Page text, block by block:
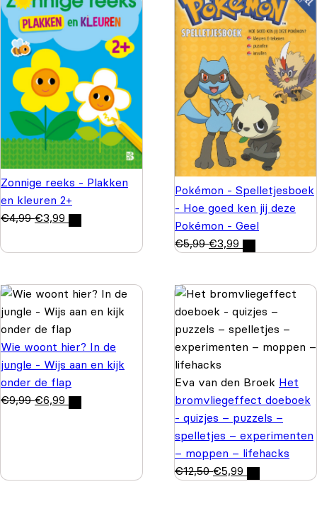
Zonnige reeks - Plakken
en kleuren 2+
€4,99 €3,99
Pokémon - Spelletjesboek
- Hoe goed ken jij deze
Pokémon - Geel
€5,99 €3,99
Wie woont hier? In de
jungle - Wijs aan en kijk
onder de flap
€9,99 €6,99
Eva van den Broek Het
bromvliegeffect doeboek
- quizjes – puzzels –
spelletjes – experimenten
– moppen – lifehacks
€12,50 €5,99